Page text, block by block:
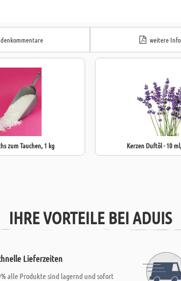
weitere
zum Tauchen, 1 kg Kerzen Duftöl - 10
IHRE VORTEILE BEI ADUIS
Lieferzeiten
alle Produkte sind lagernd und sofort